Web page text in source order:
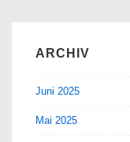
ARCHIV
Juni 2025
Mai 2025